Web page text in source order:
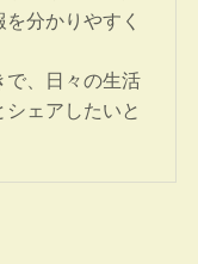
分かりやすく
で、日々の生活
ェアしたいと